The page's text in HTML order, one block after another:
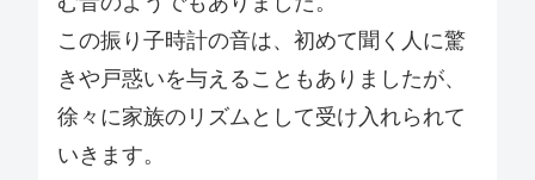
この振り子時計の音は、初めて聞く人に驚
きや戸惑いを与えることもありましたが、
徐々に家族のリズムとして受け入れられて
いきます。